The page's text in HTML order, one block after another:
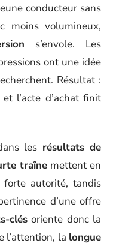
conducteur sans
moins volumineux,
s’envole. Les
ont une idée
Résultat :
l’acte d’achat finit
les résultats de
traînemettent en
autorité, tandis
d’une offre
clés oriente donc la
l’attention, la longue